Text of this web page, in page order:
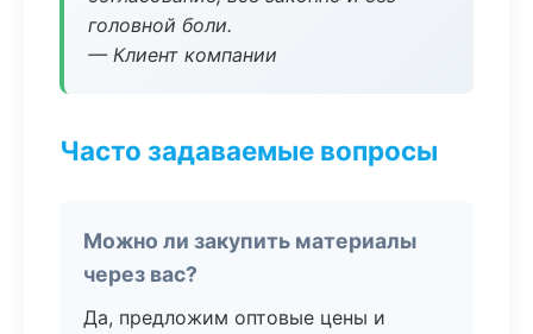
головной боли.
— Клиент компании
Часто задаваемые вопросы
Можно ли закупить материалы
через вас?
Да, предложим оптовые цены и